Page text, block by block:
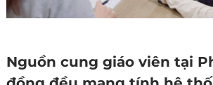
Nguồn cung giáo viên tại